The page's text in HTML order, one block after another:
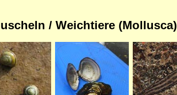
/ Weichtiere (Mollusca)
Bild